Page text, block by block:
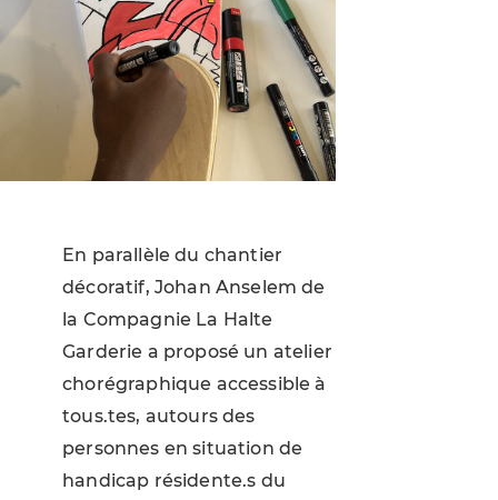
En parallèle du chantier
décoratif, Johan Anselem de
la Compagnie La Halte
Garderie a proposé un atelier
chorégraphique accessible à
tous.tes, autours des
personnes en situation de
handicap résidente.s du